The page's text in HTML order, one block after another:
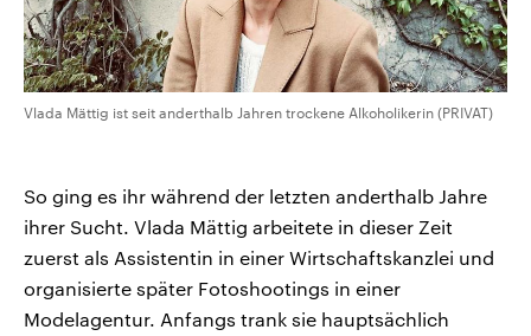
Vlada Mättig ist seit anderthalb Jahren trockene Alkoholikerin (PRIVAT)
So ging es ihr während der letzten anderthalb Jahre
ihrer Sucht. Vlada Mättig arbeitete in dieser Zeit
zuerst als Assistentin in einer Wirtschaftskanzlei und
organisierte später Fotoshootings in einer
Modelagentur. Anfangs trank sie hauptsächlich